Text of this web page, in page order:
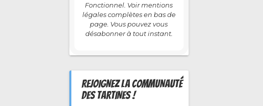
Fonctionnel. Voir mentions
légales complètes en bas de
page. Vous pouvez vous
désabonner à tout instant.
REJOIGNEZ LA COMMUNAUTÉ
DES TARTINES !